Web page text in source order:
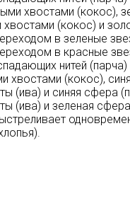
хвостами (кокос),
(кокос) и
в зеленые
в красные
нитей
(кокос),
(ива) и синяя сфера
(ива) и зеленая